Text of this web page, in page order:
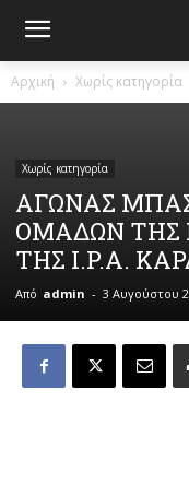
Αρχική Χωρίς κατηγορία
Χωρίς κατηγορία
ΑΓΩΝΑΣ
ΟΜΑΔΩΝ ΤΗΣ
ΤΗΣ I.P.A.
Από admin - 3 Αυγούστου